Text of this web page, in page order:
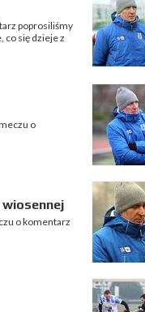
poprosiliśmy
co się dzieje z
o
o komentarz